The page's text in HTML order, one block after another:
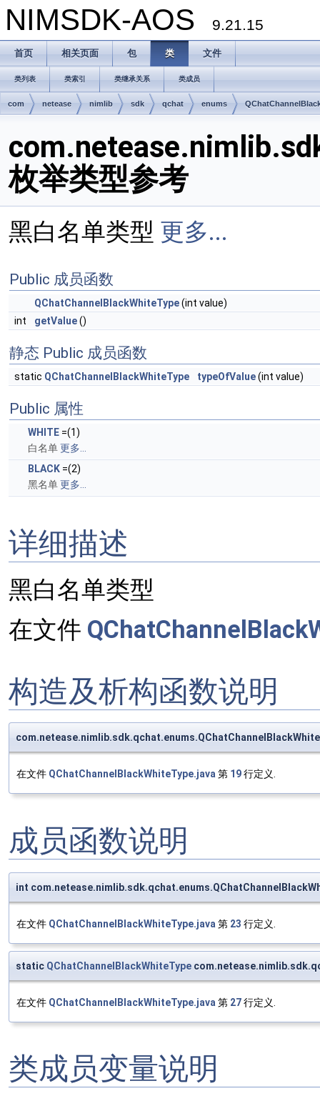
NIMSDK-AOS 9.21.15
首页 相关页面 包 类 文件
类列表 类索引 类继承关系 类成员
com netease nimlib sdk qchat enums
枚举类型参考
黑白名单类型 更多...
Public 成员函数
QChatChannelBlackWhiteType(int value)
int
getValue()
静态 Public 成员函数
static QChatChannelBlackWhiteType typeOfValue(int value)
Public 属性
WHITE =(1)
白名单更多...
BLACK =(2)
黑名单更多...
详细描述
黑白名单类型
在文件
构造及析构函数说明
在文件 QChatChannelBlackWhiteType.java第 19行定义.
成员函数说明
int
在文件 QChatChannelBlackWhiteType.java 第 23 行定义.
static QChatChannelBlackWhiteType
在文件 QChatChannelBlackWhiteType.java 第 27行定义.
类成员变量说明